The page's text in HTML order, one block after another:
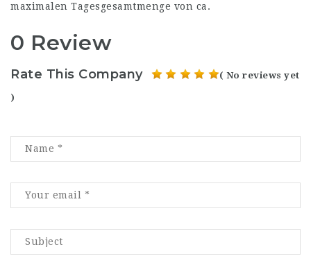
maximalen Tagesgesamtmenge von ca.
0 Review
Rate This Company ( No reviews yet
)